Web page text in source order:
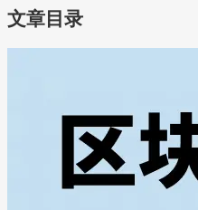
文章目录